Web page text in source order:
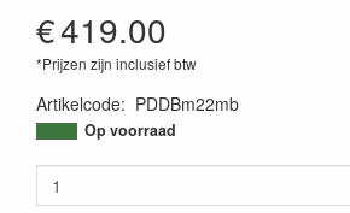
€419.00
*Prijzen zijn inclusief btw
Artikelcode: PDDBm22mb
Op voorraad